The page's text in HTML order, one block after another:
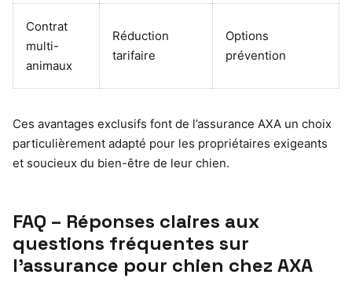
Contrat
multi-
animaux
Réduction
tarifaire
Options
prévention
Ces avantages exclusifs font de l’assurance AXA un choix
particulièrement adapté pour les propriétaires exigeants
et soucieux du bien-être de leur chien.
FAQ – Réponses claires aux
questions fréquentes sur
l’assurance pour chien chez AXA